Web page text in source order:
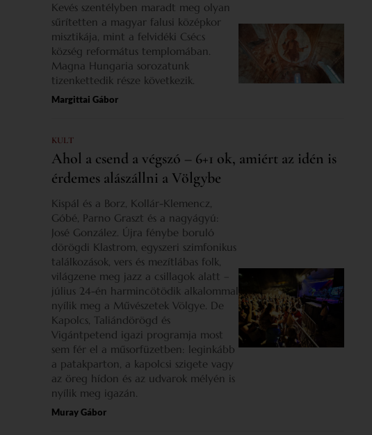
Kevés szentélyben maradt meg olyan
sűrítetten a magyar falusi középkor
misztikája, mint a felvidéki Csécs
község református templomában.
Magna Hungaria sorozatunk
tizenkettedik része következik.
Margittai Gábor
KULT
Ahol a csend a végszó – 6+1 ok, amiért az idén is
érdemes alászállni a Völgybe
Kispál és a Borz, Kollár-Klemencz,
Góbé, Parno Graszt és a nagyágyú:
José González. Újra fénybe boruló
dörögdi Klastrom, egyszeri szimfonikus
találkozások, vers és mezítlábas folk,
világzene meg jazz a csillagok alatt –
július 24-én harmincötödik alkalommal
nyílik meg a Művészetek Völgye. De
Kapolcs, Taliándörögd és
Vigántpetend igazi programja most
sem fér el a műsorfüzetben: leginkább
a patakparton, a kapolcsi szigete vagy
az öreg hídon és az udvarok mélyén is
nyílik meg igazán.
Muray Gábor